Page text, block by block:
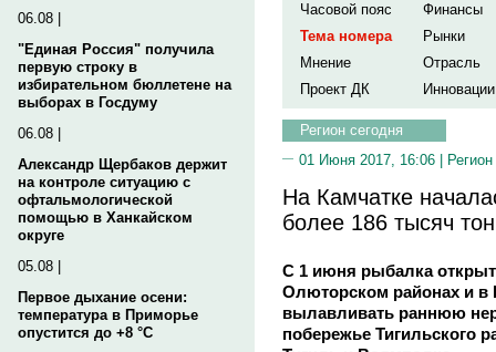
06.08 |
"Единая Россия" получила
первую строку в
избирательном бюллетене на
выборах в Госдуму
06.08 |
Александр Щербаков держит
на контроле ситуацию с
офтальмологической
помощью в Ханкайском
округе
05.08 |
Первое дыхание осени:
температура в Приморье
опустится до +8 °C
Часовой пояс
Финансы
Тема номера
Рынки
Мнение
Отрасль
Проект ДК
Инновации
Регион сегодня
01 Июня 2017, 16:06 |
На Камчатке
более 186 тысяч
С 1 июня рыбалка
Олюторском районах и в
вылавливать раннюю
побережье Тигильского